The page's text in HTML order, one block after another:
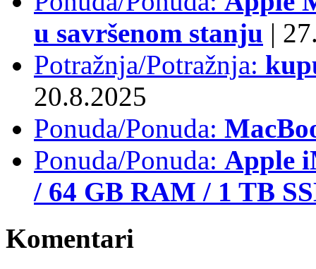
u savršenom stanju |
Potražnja/Potražnja:
20.8.2025
Ponuda/Ponuda:
Ponuda/Ponuda: Apple
/ 64 GB RAM / 1 TB
Komentari